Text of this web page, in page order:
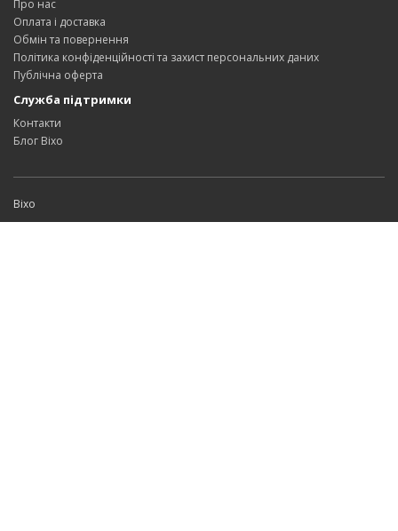
Про нас
Оплата і доставка
Обмін та повернення
Політика конфіденційності та захист персональних даних
Публічна оферта
Служба підтримки
Контакти
Блог Bixo
Bixo